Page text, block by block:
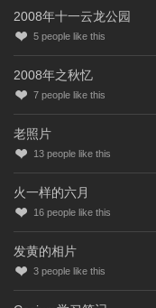
2008年十一云龙公园
5 people like this
2008年之秋忆
7 people like this
老照片
13 people like this
火一样的六月
16 people like this
发黄的相片
3 people like this